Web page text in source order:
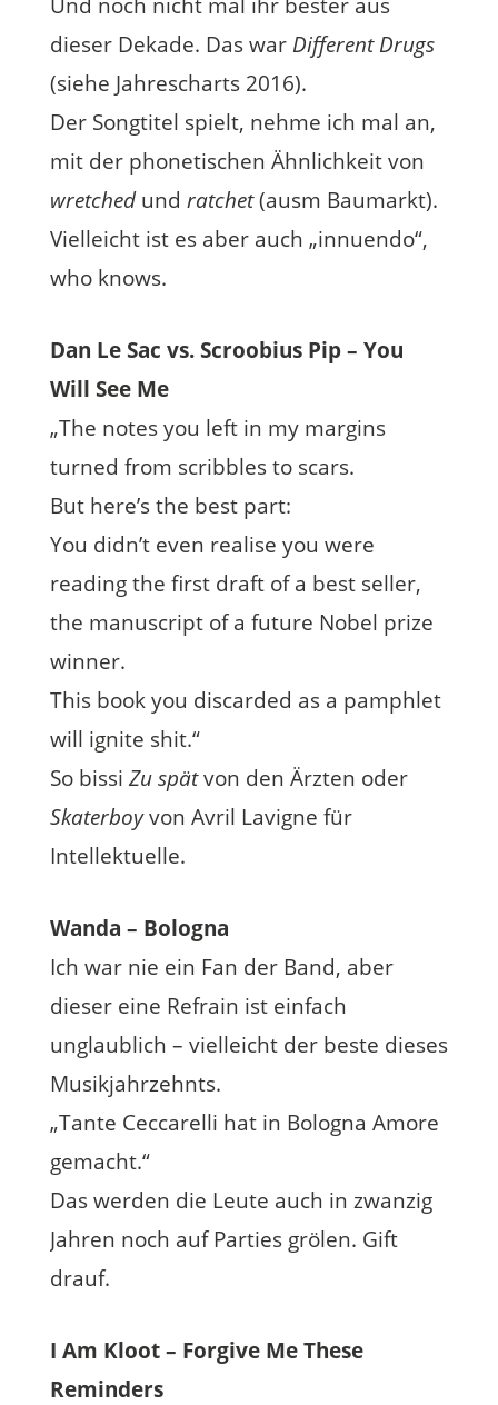
dieser Dekade. Das war Different Drugs
(siehe Jahrescharts 2016).
Der Songtitel spielt, nehme ich mal an,
mit der phonetischen Ähnlichkeit von
wretchedund ratchet(ausm Baumarkt).
Vielleicht ist es aber auch „innuendo“,
who knows.
Dan Le Sac vs. Scroobius Pip – You
Will See Me
„The notes you left in my margins
turned from scribbles to scars.
But here’s the best part:
You didn’t even realise you were
reading the first draft of a best seller,
the manuscript of a future Nobel prize
winner.
This book you discarded as a pamphlet
will ignite shit.“
So bissi Zu spätvon den Ärzten oder
Skaterboyvon Avril Lavigne für
Intellektuelle.
Wanda – Bologna
Ich war nie ein Fan der Band, aber
dieser eine Refrain ist einfach
unglaublich – vielleicht der beste dieses
Musikjahrzehnts.
„Tante Ceccarelli hat in Bologna Amore
gemacht.“
Das werden die Leute auch in zwanzig
Jahren noch auf Parties grölen. Gift
drauf.
I Am Kloot – Forgive Me These
Reminders